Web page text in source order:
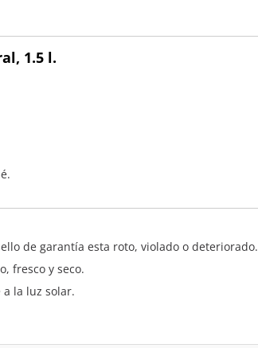
1.5 l.
de garantía esta roto, violado o deteriorado.
fresco y seco.
la luz solar.